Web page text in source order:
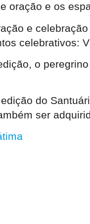
oração e os
e
celebrativos:
o
do
ser